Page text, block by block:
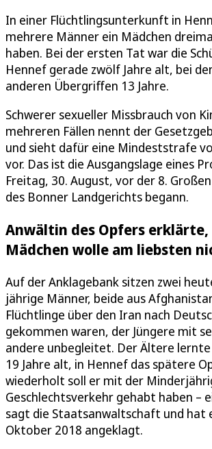
In einer Flüchtlingsunterkunft in
mehrere Männer ein Mädchen
haben. Bei der ersten Tat war die
Hennef gerade zwölf Jahre alt, bei
anderen Übergriffen 13 Jahre.
Schwerer sexueller Missbrauch von
mehreren Fällen nennt der
und sieht dafür eine Mindeststrafe
vor. Das ist die Ausgangslage eines
Freitag, 30. August, vor der 8.
des Bonner Landgerichts begann.
Anwältin des Opfers erklärte,
Mädchen wolle am liebsten
Auf der Anklagebank sitzen zwei
jährige Männer, beide aus
Flüchtlinge über den Iran nach
gekommen waren, der Jüngere mit
andere unbegleitet. Der Ältere
19 Jahre alt, in Hennef das spätere
wiederholt soll er mit der
Geschlechtsverkehr gehabt haben –
sagt die Staatsanwaltschaft und hat
Oktober 2018 angeklagt.